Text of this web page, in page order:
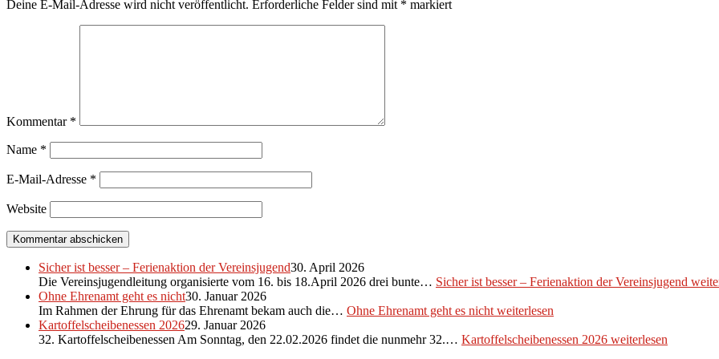
Deine E-Mail-Adresse wird nicht veröffentlicht. Erforderliche Felder sind mit * markiert
Kommentar *
Name *
E-Mail-Adresse *
Website
Sicher ist besser – Ferienaktion der Vereinsjugend30. April 2026
Die Vereinsjugendleitung organisierte vom 16. bis 18.April 2026 drei bunte… Sicher ist besser – Ferienaktion der Vereinsjugend
Ohne Ehrenamt geht es nicht30. Januar 2026
Im Rahmen der Ehrung für das Ehrenamt bekam auch die… Ohne Ehrenamt geht es nicht weiterlesen
Kartoffelscheibenessen 202629. Januar 2026
32. Kartoffelscheibenessen Am Sonntag, den 22.02.2026 findet die nunmehr 32.… Kartoffelscheibenessen 2026 weiterlesen